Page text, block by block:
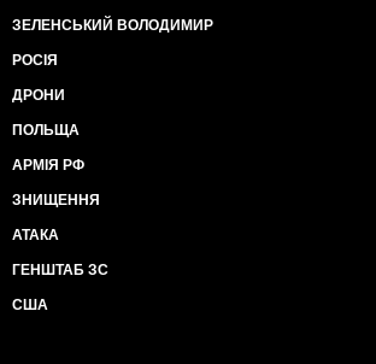
ЗЕЛЕНСЬКИЙ ВОЛОДИМИР
РОСІЯ
ДРОНИ
ПОЛЬЩА
АРМІЯ РФ
ЗНИЩЕННЯ
АТАКА
ГЕНШТАБ ЗС
США